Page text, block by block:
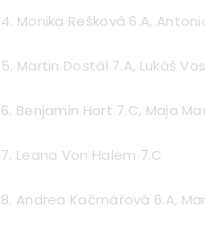
4. Monika Rešková 6.A,
5. Martin Dostál 7.A, Lukáš
6. Benjamin Hort 7.C, Maja
7. Leana Von Halem 7.C
8. Andrea Kačmářová 6.A,